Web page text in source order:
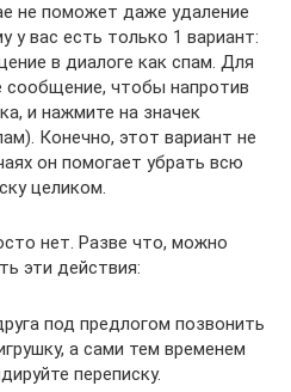
не поможет даже удаление
у вас есть только 1 вариант:
в диалоге как спам. Для
чтобы напротив
и нажмите на значек
Конечно, этот вариант не
он помогает убрать всю
целиком.
нет. Разве что, можно
эти действия:
под предлогом позвонить
а сами тем временем
переписку.